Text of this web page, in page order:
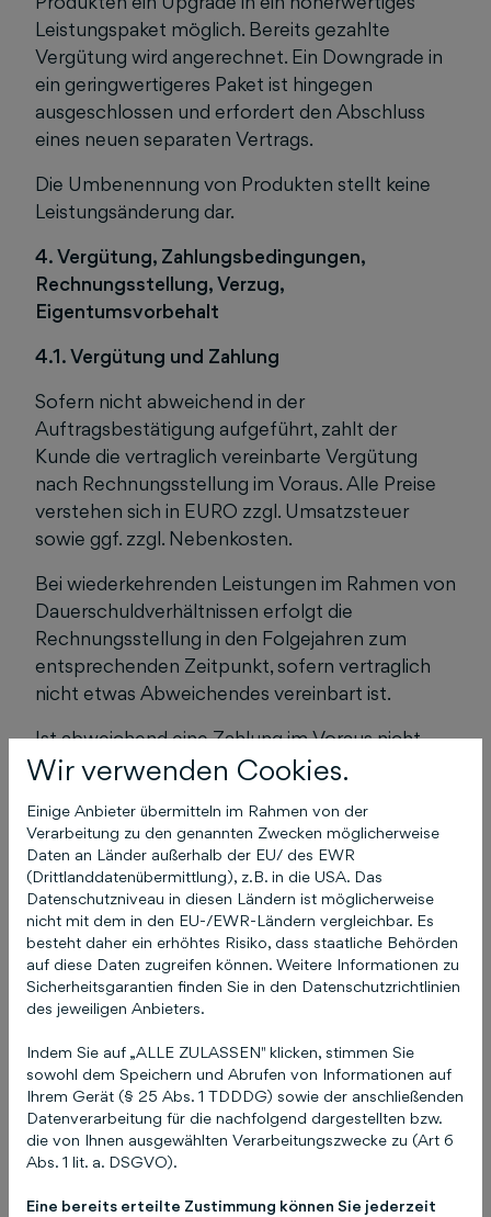
Leistungspaket möglich. Bereits gezahlte
Vergütung wird angerechnet. Ein Downgrade in
ein geringwertigeres Paket ist hingegen
ausgeschlossen und erfordert den Abschluss
eines neuen separaten Vertrags.
Die Umbenennung von Produkten stellt keine
Leistungsänderung dar.
4. Vergütung, Zahlungsbedingungen,
Rechnungsstellung, Verzug,
Eigentumsvorbehalt
4.1. Vergütung und Zahlung
Sofern nicht abweichend in der
Auftragsbestätigung aufgeführt, zahlt der
Kunde die vertraglich vereinbarte Vergütung
nach Rechnungsstellung im Voraus. Alle Preise
verstehen sich in EURO zzgl. Umsatzsteuer
sowie ggf. zzgl. Nebenkosten.
Bei wiederkehrenden Leistungen im Rahmen von
Dauerschuldverhältnissen erfolgt die
Rechnungsstellung in den Folgejahren zum
entsprechenden Zeitpunkt, sofern vertraglich
nicht etwas Abweichendes vereinbart ist.
Ist abweichend eine Zahlung im Voraus nicht
vereinbart, so sind Rechnungen der
innerhalb von 14 Tagen nach Rechnungszugang
zur Zahlung fällig.
Hat der Kunde uns ein SEPA-Lastschrift-Mandat
erteilt, erfolgt die Zahlung per Bankeinzug. Der
Kunde ermächtigt die Schlütersche
Mediengruppe in diesem Fall, fällige Zahlungen
von seinem angegebenen Bankkonto mittels
wird seine Bank anweisen, die von uns auf sein
Konto gezogenen SEPA-Firmenlastschriften
einzulösen. Der Kunde verpflichtet sich
sicherzustellen, dass sein Konto zum Zeitpunkt
der Fälligkeit der Lastschrift die notwendige
Deckung aufweist. Für jede nicht eingelöste
Wir verwenden Cookies.
Einige Anbieter übermitteln im Rahmen von der
Verarbeitung zu den genannten Zwecken möglicherweise
Daten an Länder außerhalb der EU/ des EWR
(Drittlanddatenübermittlung), z.B. in die USA. Das
Datenschutzniveau in diesen Ländern ist möglicherweise
nicht mit dem in den EU-/EWR-Ländern vergleichbar. Es
besteht daher ein erhöhtes Risiko, dass staatliche Behörden
auf diese Daten zugreifen können. Weitere Informationen zu
Sicherheitsgarantien finden Sie in den Datenschutzrichtlinien
des jeweiligen Anbieters.
Indem Sie auf „ALLE ZULASSEN" klicken, stimmen Sie
sowohl dem Speichern und Abrufen von Informationen auf
Ihrem Gerät (§ 25 Abs. 1 TDDDG) sowie der anschließenden
Datenverarbeitung für die nachfolgend dargestellten bzw.
die von Ihnen ausgewählten Verarbeitungszwecke zu (Art 6
Abs. 1 lit. a. DSGVO).
Eine bereits erteilte Zustimmung können Sie jederzeit